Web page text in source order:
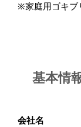
※家庭用ゴキブ
基本情
会社名